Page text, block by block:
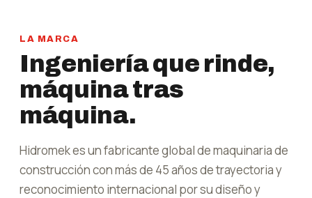
LA MARCA
Ingeniería que rinde,
máquina tras
máquina.
Hidromek es un fabricante global de maquinaria de
construcción con más de 45 años de trayectoria y
reconocimiento internacional por su diseño y